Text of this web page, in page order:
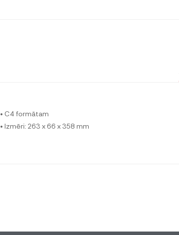
• C4 formātam
• Izmēri: 263 x 66 x 358 mm